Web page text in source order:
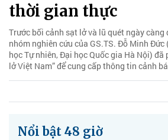
thời gian thực
Trước bối cảnh sạt lở và lũ quét ngày càng
nhóm nghiên cứu của GS.TS. Đỗ Minh
học Tự nhiên, Đại học Quốc gia Hà Nội)
lở Việt Nam” để cung cấp thông tin cảnh
Nổi bật 48 giờ